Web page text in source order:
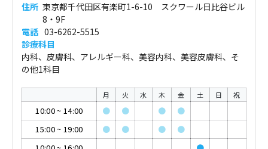
住所 東京都千代田区有楽町1-6-10 スクワール日比谷ビル
8・9F
電話 03-6262-5515
診療科目
内科、皮膚科、アレルギー科、美容内科、美容皮膚科、そ
の他1科目
月 火 水 木 金 土 日 祝
10:00~ 14:00 ● ● ●
●
15:00~ 19:00 ● ● ●
●